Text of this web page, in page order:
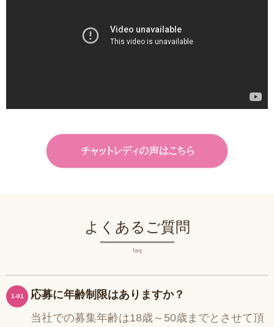
よくあるご質問
faq
1-01
応募に年齢制限はありますか？
当社での募集年齢は18歳～50歳までとさせて頂